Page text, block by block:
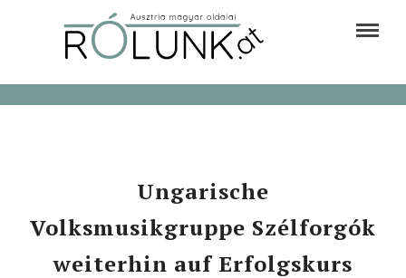
Ungarische
Volksmusikgruppe Szélforgók
weiterhin auf Erfolgskurs